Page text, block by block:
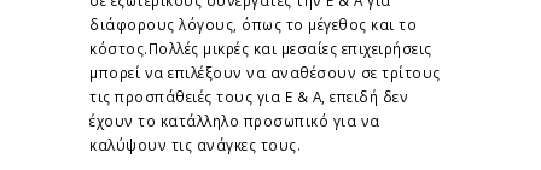
διάφορους λόγους, όπως το μέγεθος και το
κόστος.Πολλές μικρές και μεσαίες επιχειρήσεις
μπορεί να επιλέξουν να αναθέσουν σε τρίτους
τις προσπάθειές τους για Ε & Α, επειδή δεν
έχουν το κατάλληλο προσωπικό για να
καλύψουν τις ανάγκες τους.